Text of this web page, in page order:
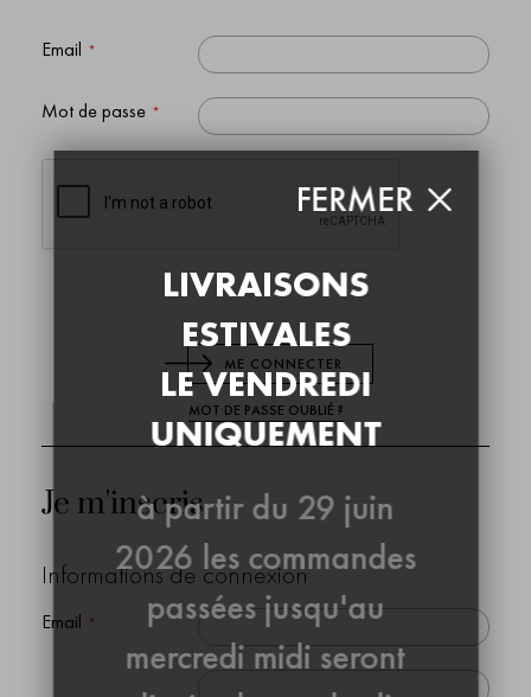
FERMER
LIVRAISONS
ESTIVALES
LE VENDREDI
UNIQUEMENT
à partir du 29 juin
2026 les commandes
passées jusqu'au
mercredi midi seront
Email
Mot de passe
ME CONNECTER
MOT DE PASSE OUBLIÉ ?
Je m'inscris
Informations de connexion
Email